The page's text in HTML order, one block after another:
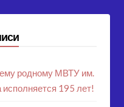
родному МВТУ им.
195 лет!